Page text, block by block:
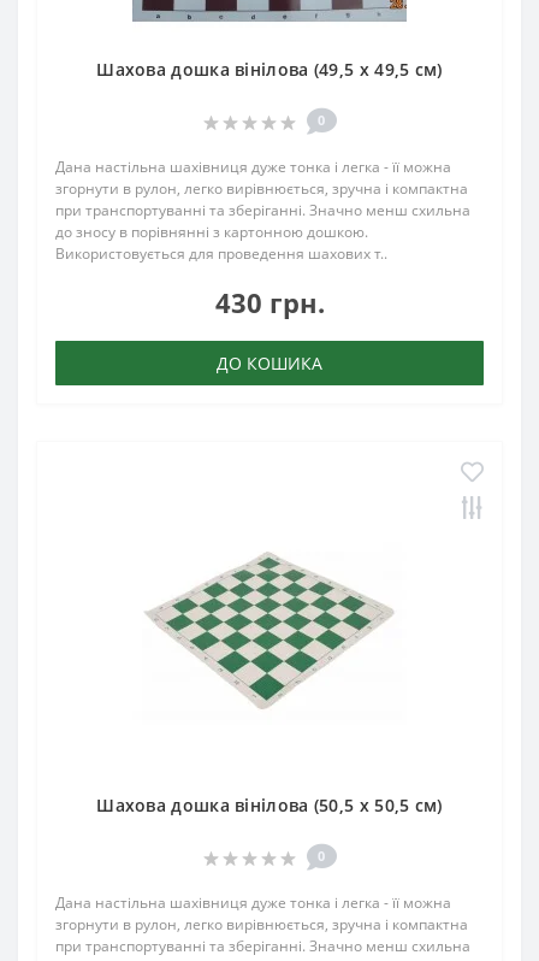
Шахова дошка вінілова (49,5 х 49,5 см)
0
Дана настільна шахівниця дуже тонка і легка - її можна
згорнути в рулон, легко вирівнюється, зручна і компактна
при транспортуванні та зберіганні. Значно менш схильна
до зносу в порівнянні з картонною дошкою.
Використовується для проведення шахових т..
430 грн.
ДО КОШИКА
Шахова дошка вінілова (50,5 х 50,5 см)
0
Дана настільна шахівниця дуже тонка і легка - її можна
згорнути в рулон, легко вирівнюється, зручна і компактна
при транспортуванні та зберіганні. Значно менш схильна